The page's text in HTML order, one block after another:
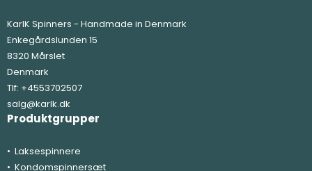
KarlK Spinners - Handmade in Denmark
Enkegårdslunden 15
8320 Mårslet
Denmark
Tlf: +4553702507
salg@karlk.dk
Produktgrupper
Laksespinnere
Kondomspinnersæt